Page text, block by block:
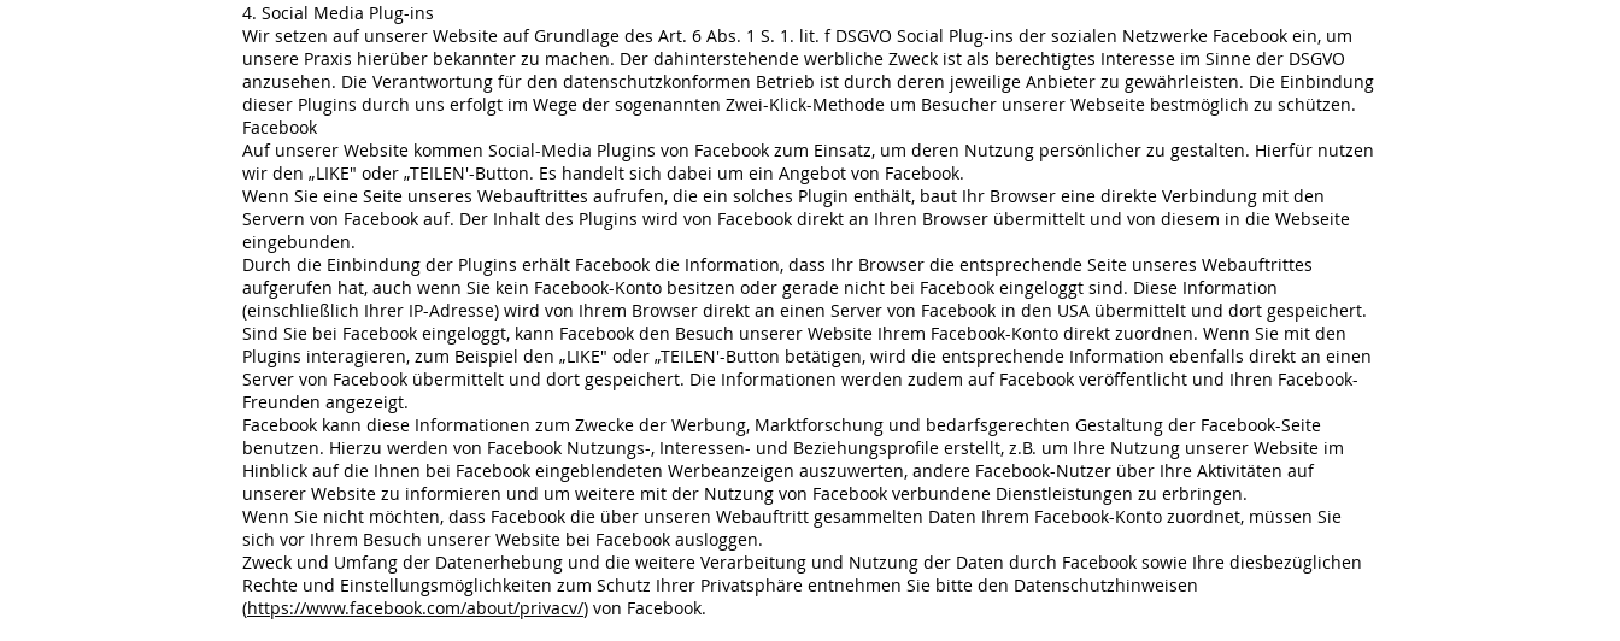
4. Social Media Plug-ins
Wir setzen auf unserer Website auf Grundlage des Art. 6 Abs. 1 S. 1. lit. f DSGVO Social Plug-ins der sozialen Netzwerke Facebook ein, um
unsere Praxis hierüber bekannter zu machen. Der dahinterstehende werbliche Zweck ist als berechtigtes Interesse im Sinne der DSGVO
anzusehen. Die Verantwortung für den datenschutzkonformen Betrieb ist durch deren jeweilige Anbieter zu gewährleisten. Die Einbindung
dieser Plug­ins durch uns erfolgt im Wege der sogenannten Zwei-Klick-Methode um Besucher unserer Webseite bestmöglich zu schützen.
Facebook
Auf unserer Website kommen Social-Media Plugins von Facebook zum Einsatz, um deren Nutzung persönlicher zu gestalten. Hierfür nutzen
wir den „LIKE" oder „TEILEN'-Button. Es handelt sich dabei um ein Angebot von Facebook.
Wenn Sie eine Seite unseres Webauftrittes aufrufen, die ein solches Plugin enthält, baut Ihr Browser eine direkte Verbindung mit den
Servern von Facebook auf. Der Inhalt des Plugins wird von Facebook direkt an Ihren Browser übermittelt und von diesem in die Webseite
eingebunden.
Durch die Einbindung der Plugins erhält Facebook die Information, dass Ihr Browser die entsprechende Seite unseres Webauftrittes
aufgerufen hat, auch wenn Sie kein Facebook-Konto besitzen oder gerade nicht bei Facebook eingeloggt sind. Diese Information
(einschließlich Ihrer IP-Adresse) wird von Ihrem Browser direkt an einen Server von Facebook in den USA übermittelt und dort gespeichert.
Sind Sie bei Facebook eingeloggt, kann Facebook den Besuch unserer Website Ihrem Facebook-Konto direkt zuordnen. Wenn Sie mit den
Plugins interagieren, zum Beispiel den „LIKE" oder „TEILEN'-Button betätigen, wird die entsprechende Information ebenfalls direkt an einen
Server von Facebook übermittelt und dort gespeichert. Die Informationen werden zudem auf Facebook veröffentlicht und Ihren Facebook-
Freunden angezeigt.
Facebook kann diese Informationen zum Zwecke der Werbung, Marktforschung und bedarfsgerechten Gestaltung der Facebook-Seite
benutzen. Hierzu werden von Facebook Nutzungs-, Interessen- und Beziehungsprofile erstellt, z.B. um Ihre Nutzung unserer Website im
Hinblick auf die Ihnen bei Facebook eingeblendeten Werbeanzeigen auszuwerten, andere Facebook-Nutzer über Ihre Aktivitäten auf
unserer Website zu informieren und um weitere mit der Nutzung von Facebook verbundene Dienstleistungen zu erbringen.
Wenn Sie nicht möchten, dass Facebook die über unseren Webauftritt gesammelten Daten Ihrem Facebook-Konto zuordnet, müssen Sie
sich vor Ihrem Besuch unserer Website bei Facebook ausloggen.
Zweck und Umfang der Datenerhebung und die weitere Verarbeitung und Nutzung der Daten durch Facebook sowie Ihre diesbezüglichen
Rechte und Einstellungsmöglichkeiten zum Schutz Ihrer Privatsphäre entnehmen Sie bitte den Datenschutzhinweisen
(https://www.facebook.com/about/privacv/) von Facebook.